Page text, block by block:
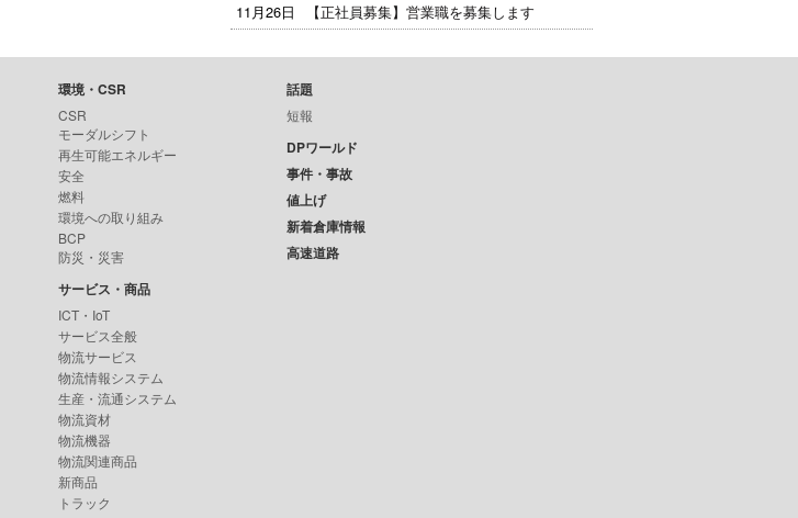
11月26日 【正社員募集】営業職を募集します
環境・CSR
CSR
モーダルシフト
再生可能エネルギー
安全
燃料
環境への取り組み
BCP
防災・災害
サービス・商品
ICT・IoT
サービス全般
物流サービス
物流情報システム
生産・流通システム
物流資材
物流機器
物流関連商品
新商品
トラック
話題
短報
DPワールド
事件・事故
値上げ
新着倉庫情報
高速道路